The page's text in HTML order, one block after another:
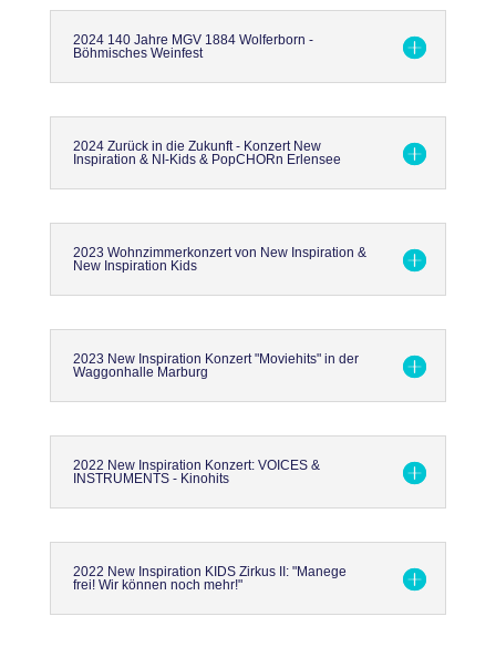
2024 140 Jahre MGV 1884 Wolferborn -
Böhmisches Weinfest
2024 Zurück in die Zukunft - Konzert New
Inspiration & NI-Kids & PopCHORn Erlensee
2023 Wohnzimmerkonzert von New Inspiration &
New Inspiration Kids
2023 New Inspiration Konzert "Moviehits" in der
Waggonhalle Marburg
2022 New Inspiration Konzert: VOICES &
INSTRUMENTS - Kinohits
2022 New Inspiration KIDS Zirkus II: "Manege
frei! Wir können noch mehr!"